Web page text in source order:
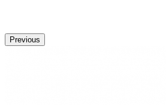
Previous